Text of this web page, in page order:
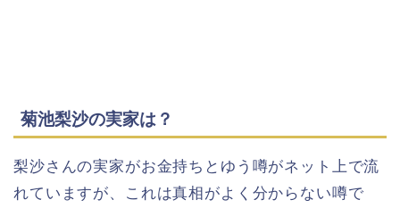
菊池梨沙の実家は？
梨沙さんの実家がお金持ちとゆう噂がネット上で流
れていますが、これは真相がよく分からない噂で